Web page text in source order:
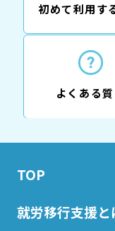
初めて利用す
よくある
TOP
就労移行支援と